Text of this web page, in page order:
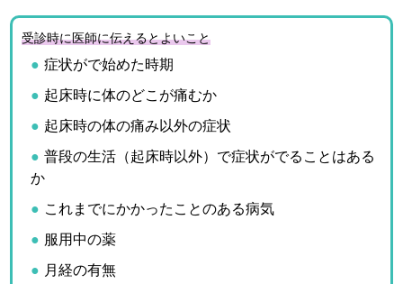
受診時に医師に伝えるとよいこと
症状がで始めた時期
起床時に体のどこが痛むか
起床時の体の痛み以外の症状
普段の生活（起床時以外）で症状がでることはある
か
これまでにかかったことのある病気
服用中の薬
月経の有無